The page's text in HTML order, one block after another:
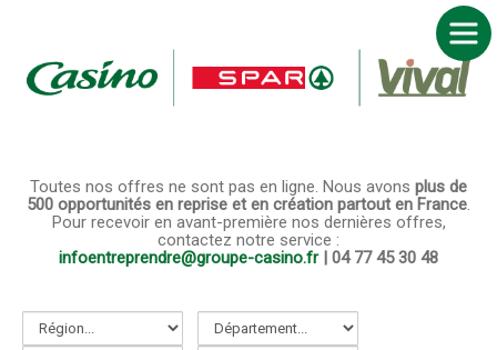
ACCUEIL FRANCHISE CASINO SPAR VIVAL
DEVENIR FRANCHISÉ
ACTUALITÉS
NOUS CONTACTER
Toutes nos offres ne sont pas en ligne. Nous avons plus de
500 opportunités en reprise et en création partout en France.
Pour recevoir en avant-première nos dernières offres,
contactez notre service :
infoentreprendre@groupe-casino.fr| 04 77 45 30 48